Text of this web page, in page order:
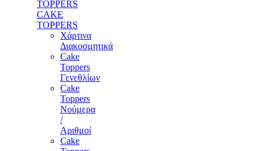
TOPPERS
CAKE
TOPPERS
Χάρτινα
Διακοσμητικά
Cake
Toppers
Γενεθλίων
Cake
Toppers
Νούμερα
/
Αριθμοί
Cake